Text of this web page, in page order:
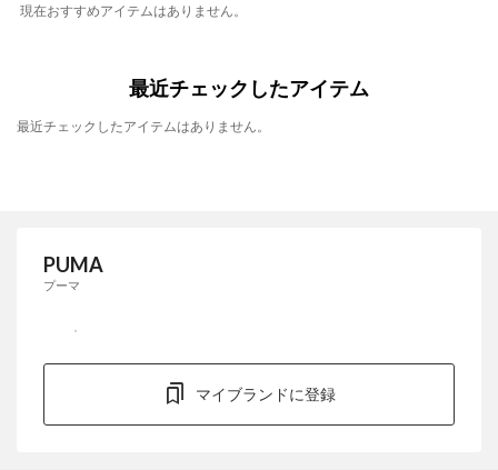
現在おすすめアイテムはありません。
最近チェックしたアイテム
最近チェックしたアイテムはありません。
PUMA
プーマ
マイブランドに登録